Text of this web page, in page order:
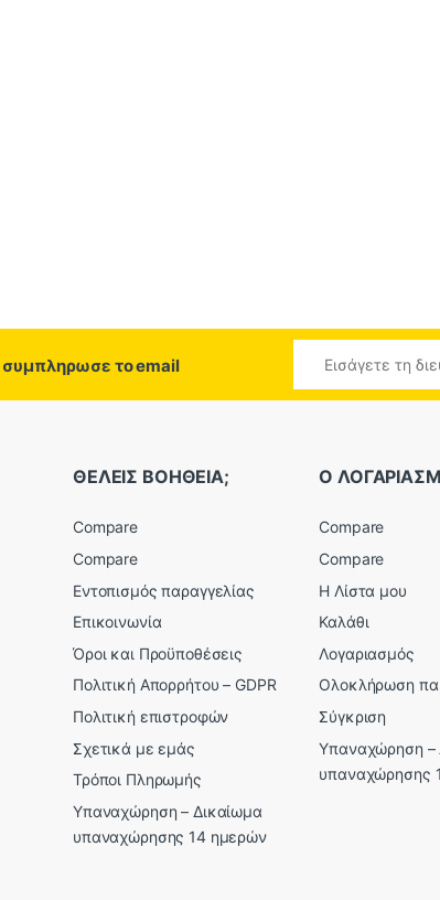
συμπληρωσε το email
ΘΕΛΕΙΣ ΒΟΗΘΕΙΑ;
Compare
Compare
Εντοπισμός παραγγελίας
Επικοινωνία
Όροι και Προϋποθέσεις
Πολιτική Απορρήτου – GDPR
Πολιτική επιστροφών
Σχετικά με εμάς
Τρόποι Πληρωμής
Υπαναχώρηση – Δικαίωμα
υπαναχώρησης 14 ημερών
Ο
Compare
Compare
Η Λίστα μου
Καλάθι
Λογαριασμός
Ολοκλήρωση
Σύγκριση
Υπαναχώρηση –
υπαναχώρησης